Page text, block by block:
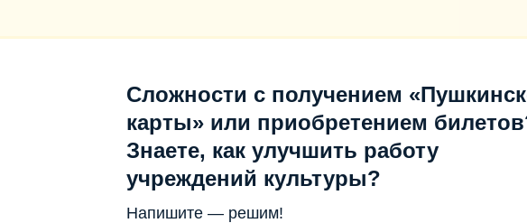
Сложности с получением
карты» или приобретением
Знаете, как улучшить работу
учреждений культуры?
Напишите — решим!